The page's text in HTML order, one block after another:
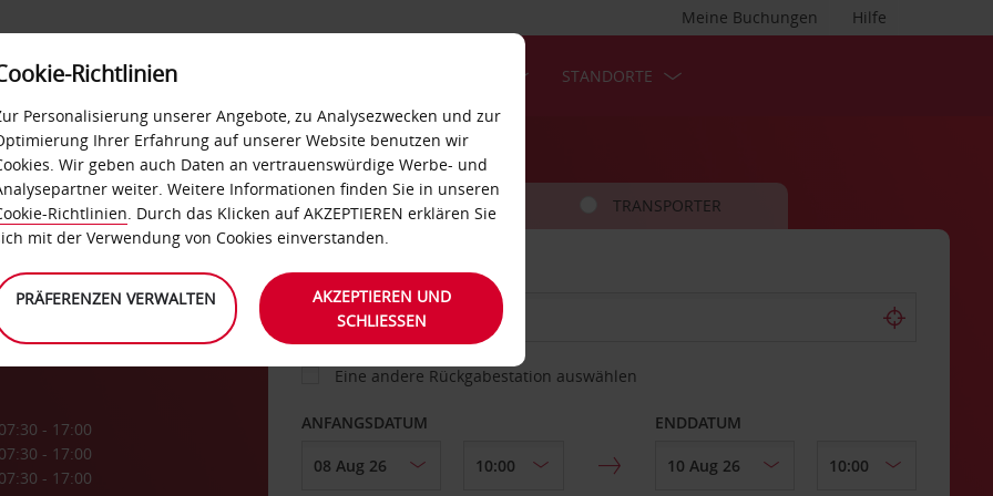
Hilfe
Meine Buchungen
SELF-SERVICES STANDORTE
07:30 - 17:00
07:30 - 17:00
07:30 - 17:00
FAHRZEUG TRANSPORTER
ABHOLEN VON
Eine andere Rückgabestation auswählen
ANFANGSDATUM ENDDATUM
Richtlinien
Personalisierung unserer Angebote, zu Analysezwecken und zur
Ihrer Erfahrung auf unserer Website benutzen wir
Wir geben auch Daten an vertrauenswürdige Werbe- und
weiter. Weitere Informationen finden Sie in unseren
Richtlinien. Durch das Klicken auf AKZEPTIEREN erklären Sie
mit der Verwendung von Cookies einverstanden.
PRÄFERENZEN VERWALTEN
AKZEPTIEREN UND
SCHLIESSEN